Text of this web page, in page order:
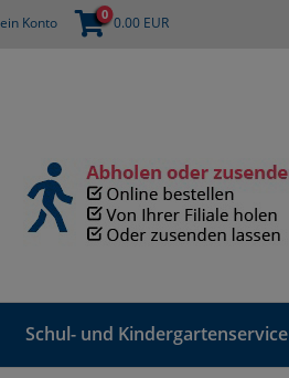
Konto 0 0.00EUR
Schul- und Kindergartenservice